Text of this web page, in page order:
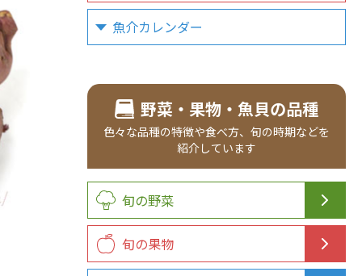
魚介カレンダー
野菜・果物・魚貝の品種
色々な品種の特徴や食べ方、旬の時期などを
紹介しています
旬の野菜
旬の果物